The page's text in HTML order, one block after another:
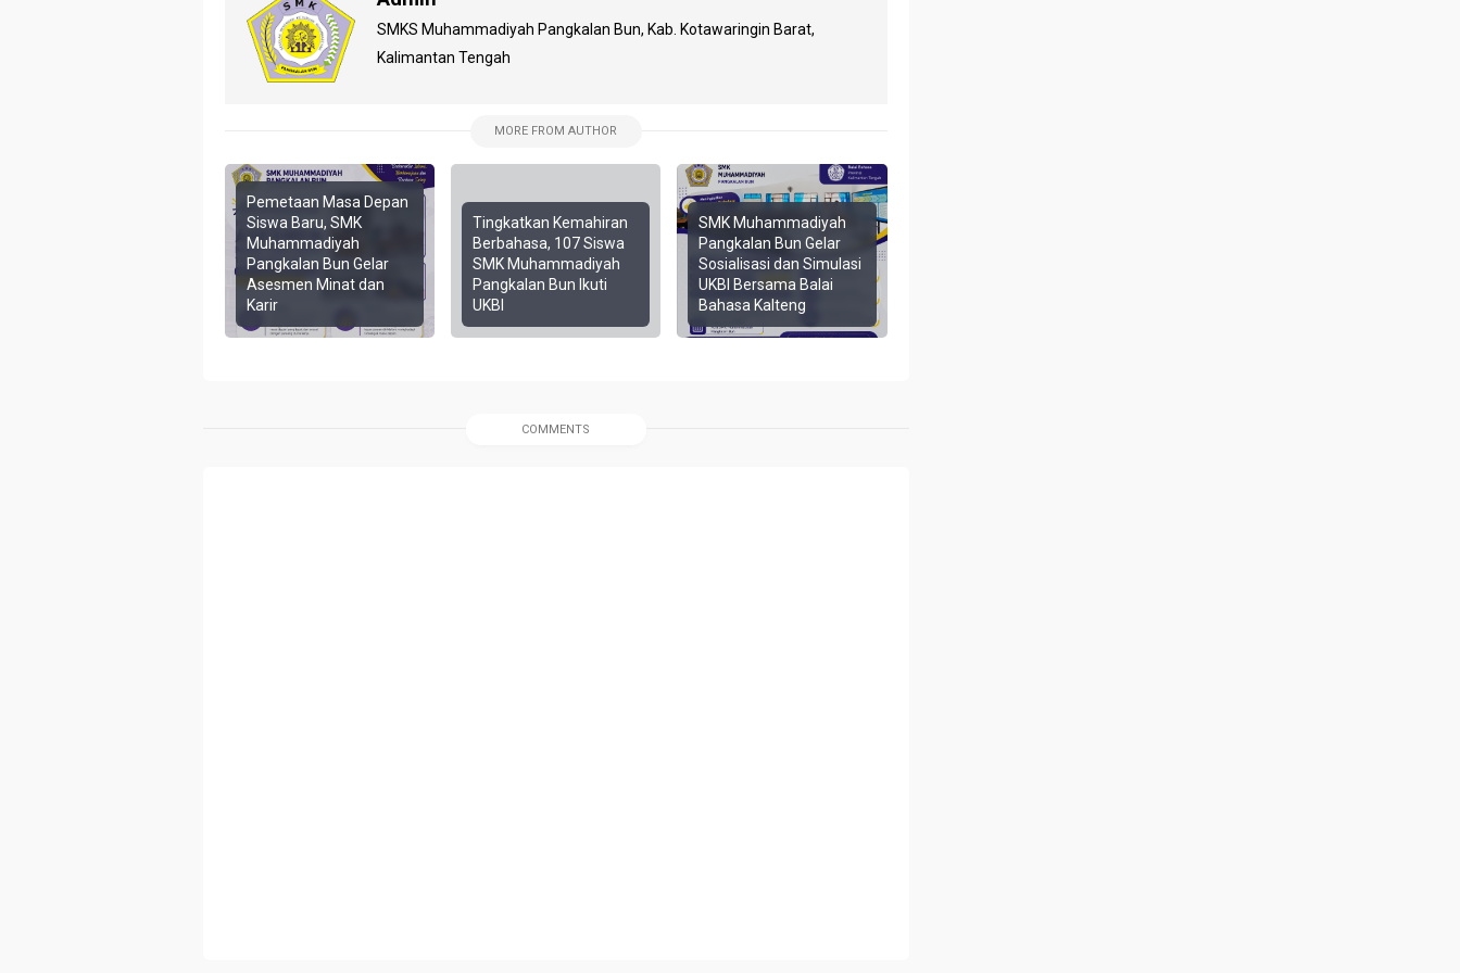
SMKS Muhammadiyah Pangkalan Bun, Kab. Kotawaringin Barat,
Kalimantan Tengah
MORE FROM AUTHOR
Pemetaan Masa Depan
Siswa Baru, SMK
Muhammadiyah
Pangkalan Bun Gelar
Asesmen Minat dan
Karir
Tingkatkan Kemahiran
Berbahasa, 107 Siswa
SMK Muhammadiyah
Pangkalan Bun Ikuti
UKBI
SMK Muhammadiyah
Pangkalan Bun Gelar
Sosialisasi dan Simulasi
UKBI Bersama Balai
Bahasa Kalteng
COMMENTS